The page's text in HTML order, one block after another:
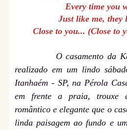
Every time you
Just like me, they
Close to you... (Close to
O casamento da
realizado em um lindo
Itanhaém - SP, na Pérola
em frente a praia, trouxe
romântico e elegante que o
linda paisagem ao fundo e